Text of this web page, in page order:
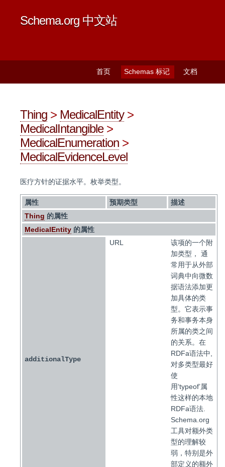
Schema.org 中文站
文档
Schemas 标记
首页
Thing > MedicalEntity>
MedicalIntangible>
MedicalEnumeration >
MedicalEvidenceLevel
医疗方针的证据水平。枚举类型。
属性 预期类型
描述
Thing 的属性
MedicalEntity 的属性
additionalType
URL
该项的一个附
加类型， 通
常用于从外部
词典中向微数
据语法添加更
加具体的类
型。它表示事
务和事务本身
所属的类之间
的关系。在
RDFa语法中,
对多类型最好
使
用‘typeof’属
性这样的本地
RDFa语法.
Schema.org
工具对额外类
型的理解较
弱，特别是外
部定义的额外